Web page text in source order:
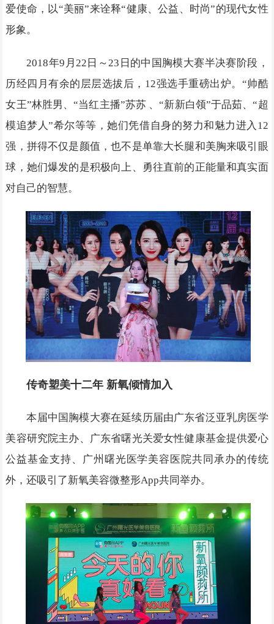
爱使命，以“美丽”来诠释“健康、公益、时尚”的现代女性
形象。
2018年9月22日～23日的中国胸模大赛半决赛阶段，
历经四月有余的层层选拔后，12强选手重磅出炉。“帅酷
女王”林胜男、“当红主播”苏苏 、“新新白领”于品茹、“超
模追梦人”希尔等等，她们凭借自身的努力和魅力进入12
强，拼得不仅是颜值，也不是单靠大长腿和美胸来吸引眼
球，她们爆发的是积极向上、勇往直前的正能量和真实面
对自己的智慧。
传奇塑美十二年 新氧倾情加入
本届中国胸模大赛在延续历届由广东省泛亚乳房医学
美容研究院主办、广东省曙光关爱女性健康基金提供爱心
公益基金支持、广州曙光医学美容医院共同承办的传统
外，还吸引了新氧美容微整形App共同举办。